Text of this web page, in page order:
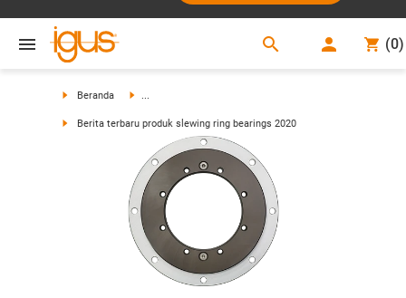
search (0)
Beranda ...
Berita terbaru produk slewing ring bearings 2020